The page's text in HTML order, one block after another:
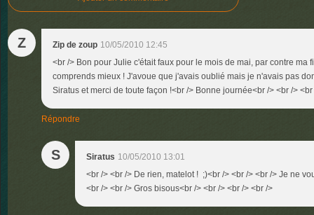
Z Zip de zoup 10/05/2010 12:45
<br /> Bon pour Julie c'était faux pour le mois de mai, par contre ma
comprends mieux ! J'avoue que j'avais oublié mais je n'avais pas
Siratus et merci de toute façon !<br /> Bonne journée<br /> <br /> <br
Répondre
S Siratus 10/05/2010 13:01
<br /> <br /> De rien, matelot ! ;)<br /> <br /> <br /> Je ne
<br /> <br /> Gros bisous<br /> <br /> <br /> <br />